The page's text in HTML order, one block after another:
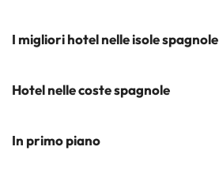
Iscrivetevi alla nostra newsletter
Hotel a Salou
Hotel a Cádiz
I migliori hotel nelle isole spagnole
Hotel a Tenerife
Hotel a Maiorca
Hotel nelle coste spagnole
Costa del Sol
In primo piano